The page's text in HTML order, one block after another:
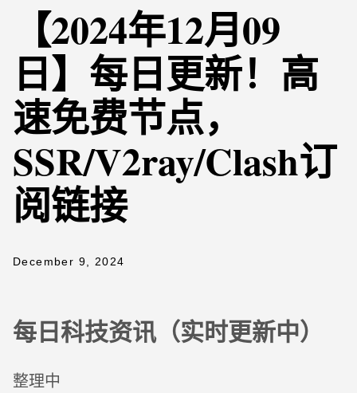
【2024年12月09
日】每日更新！高
速免费节点，
SSR/V2ray/Clash订
阅链接
December 9, 2024
每日科技资讯（实时更新中）
整理中